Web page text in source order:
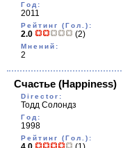
Год:
2011
Рейтинг (Гол.):
2.0 (2)
Мнений:
2
Счастье (Happiness)
Director:
Тодд Солондз
Год:
1998
Рейтинг (Гол.):